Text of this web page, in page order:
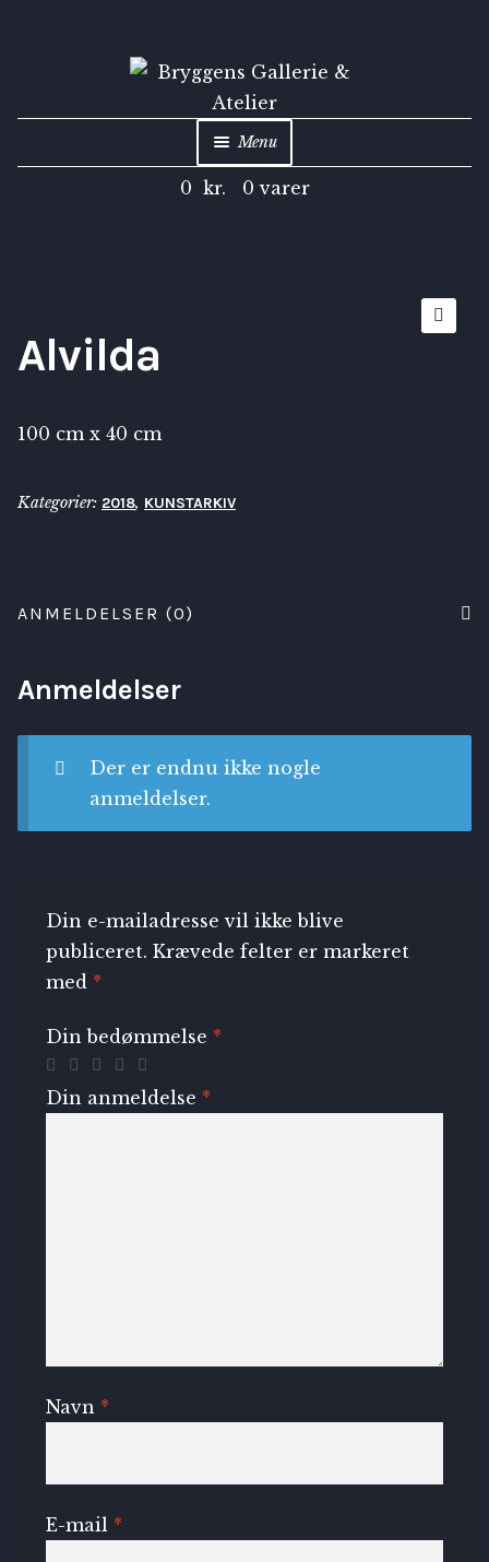
Menu
0 kr. 0 varer
Alvilda
100 cm x 40 cm
Kategorier: 2018, KUNSTARKIV
ANMELDELSER (0)
Anmeldelser
Der er endnu ikke nogle
anmeldelser.
Din e-mailadresse vil ikke blive
publiceret. Krævede felter er markeret
med *
Din bedømmelse *
Din anmeldelse *
Navn *
E-mail *